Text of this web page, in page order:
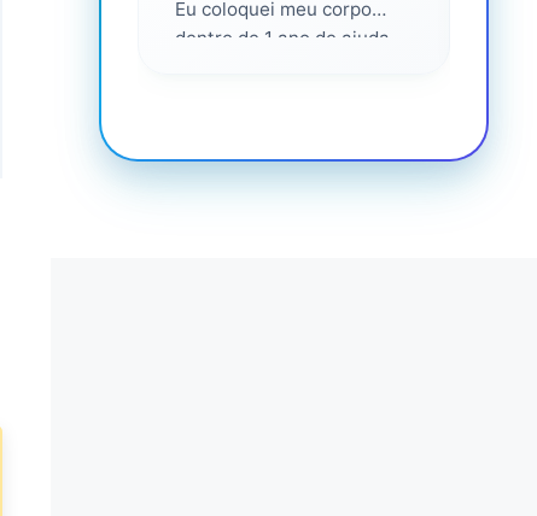
Eu coloquei meu corpo
dentro de 1 ano de ajuda